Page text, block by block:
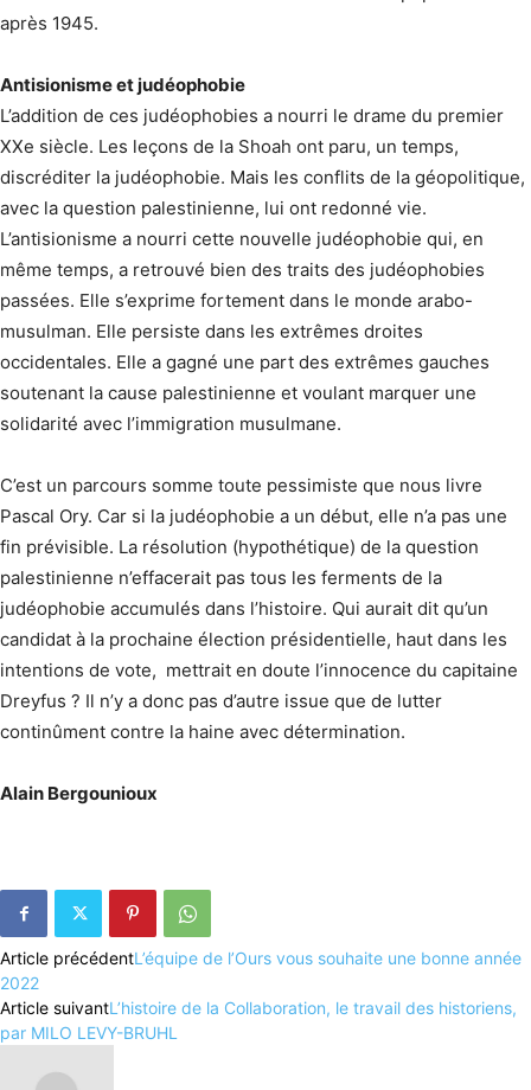
après 1945.
Antisionisme et judéophobie
L’addition de ces judéophobies a nourri le drame du premier
XXe siècle. Les leçons de la Shoah ont paru, un temps,
discréditer la judéophobie. Mais les conflits de la géopolitique,
avec la question palestinienne, lui ont redonné vie.
L’antisionisme a nourri cette nouvelle judéophobie qui, en
même temps, a retrouvé bien des traits des judéophobies
passées. Elle s’exprime fortement dans le monde arabo-
musulman. Elle persiste dans les extrêmes droites
occidentales. Elle a gagné une part des extrêmes gauches
soutenant la cause palestinienne et voulant marquer une
solidarité avec l’immigration musulmane.
C’est un parcours somme toute pessimiste que nous livre
Pascal Ory. Car si la judéophobie a un début, elle n’a pas une
fin prévisible. La résolution (hypothétique) de la question
palestinienne n’effacerait pas tous les ferments de la
judéophobie accumulés dans l’histoire. Qui aurait dit qu’un
candidat à la prochaine élection présidentielle, haut dans les
intentions de vote, mettrait en doute l’innocence du capitaine
Dreyfus ? Il n’y a donc pas d’autre issue que de lutter
continûment contre la haine avec détermination.
Alain Bergounioux
Article précédentL’équipe de l’Ours vous souhaite une bonne année
2022
Article suivantL’histoire de la Collaboration, le travail des historiens,
par MILO LEVY-BRUHL